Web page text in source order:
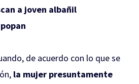
a joven albañil
de acuerdo con lo que se
la mujer presuntamente